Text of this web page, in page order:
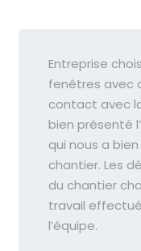
Entreprise
fenêtres avec
contact avec
bien présenté
qui nous a
chantier. Les
du chantier
travail
l’équipe.